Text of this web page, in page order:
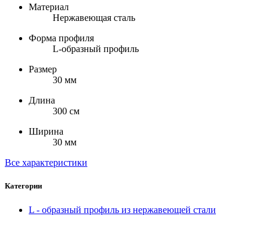
Материал
Нержавеющая сталь
Форма профиля
L-образный профиль
Размер
30 мм
Длина
300 см
Ширина
30 мм
Все характеристики
Категории
L - образный профиль из нержавеющей стали